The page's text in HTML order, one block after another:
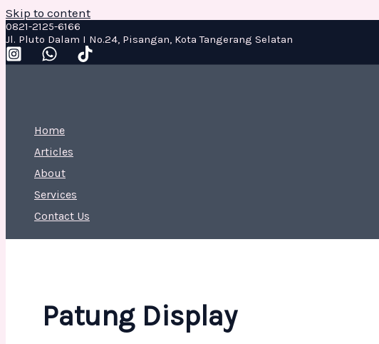
Skip to content
0821-2125-6166
Jl. Pluto Dalam I No.24, Pisangan, Kota Tangerang Selatan
Home
Articles
About
Services
Contact Us
Patung Display